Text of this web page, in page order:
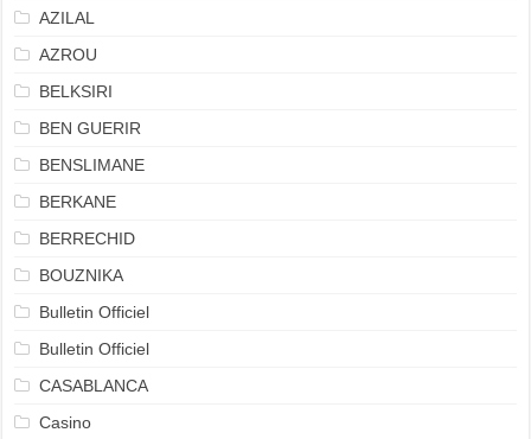
AZILAL
AZROU
BELKSIRI
BEN GUERIR
BENSLIMANE
BERKANE
BERRECHID
BOUZNIKA
Bulletin Officiel
Bulletin Officiel
CASABLANCA
Casino